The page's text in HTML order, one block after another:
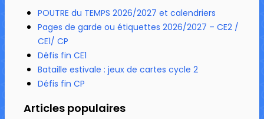
POUTRE du TEMPS 2026/2027 et calendriers
Pages de garde ou étiquettes 2026/2027 – CE2 /
CE1/ CP
Défis fin CE1
Bataille estivale : jeux de cartes cycle 2
Défis fin CP
Articles populaires